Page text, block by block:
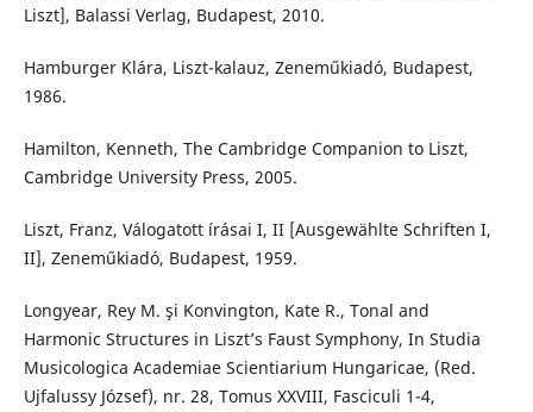
Liszt], Balassi Verlag, Budapest, 2010.
Hamburger Klára, Liszt-kalauz, Zeneműkiadó, Budapest,
1986.
Hamilton, Kenneth, The Cambridge Companion to Liszt,
Cambridge University Press, 2005.
Liszt, Franz, Válogatott írásai I, II [Ausgewählte Schriften I,
II], Zeneműkiadó, Budapest, 1959.
Longyear, Rey M. şi Konvington, Kate R., Tonal and
Harmonic Structures in Liszt’s Faust Symphony, In Studia
Musicologica Academiae Scientiarium Hungaricae, (Red.
Ujfalussy József), nr. 28, Tomus XXVIII, Fasciculi 1-4,